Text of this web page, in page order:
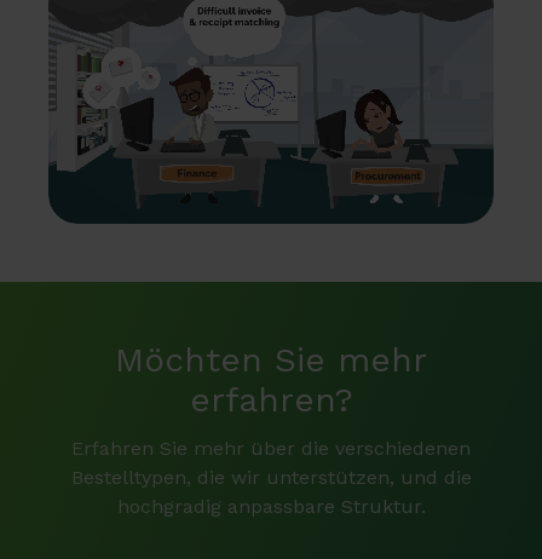
Möchten Sie mehr
erfahren?
Erfahren Sie mehr über die verschiedenen
Bestelltypen, die wir unterstützen, und die
hochgradig anpassbare Struktur.